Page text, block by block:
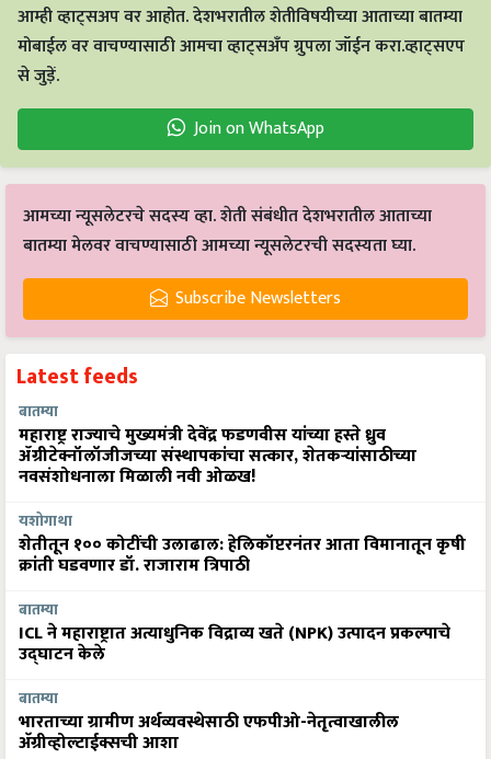
आम्ही व्हाट्सअप वर आहोत. देशभरातील शेतीविषयीच्या आताच्या बातम्या
मोबाईल वर वाचण्यासाठी आमचा व्हाट्सअँप ग्रुपला जॉईन करा.व्हाट्सएप
से जुड़ें.
Join on WhatsApp
आमच्या न्यूसलेटरचे सदस्य व्हा. शेती संबंधीत देशभरातील आताच्या
बातम्या मेलवर वाचण्यासाठी आमच्या न्यूसलेटरची सदस्यता घ्या.
Subscribe Newsletters
Latest feeds
बातम्या
महाराष्ट्र राज्याचे मुख्यमंत्री देवेंद्र फडणवीस यांच्या हस्ते ध्रुव
ॲग्रीटेक्नॉलॉजीजच्या संस्थापकांचा सत्कार, शेतकऱ्यांसाठीच्या
नवसंशोधनाला मिळाली नवी ओळख!
यशोगाथा
शेतीतून १०० कोटींची उलाढाल: हेलिकॉप्टरनंतर आता विमानातून कृषी
क्रांती घडवणार डॉ. राजाराम त्रिपाठी
बातम्या
ICL ने महाराष्ट्रात अत्याधुनिक विद्राव्य खते (NPK) उत्पादन प्रकल्पाचे
उद्घाटन केले
बातम्या
भारताच्या ग्रामीण अर्थव्यवस्थेसाठी एफपीओ-नेतृत्वाखालील
अ‍ॅग्रीव्होल्टाईक्सची आशा